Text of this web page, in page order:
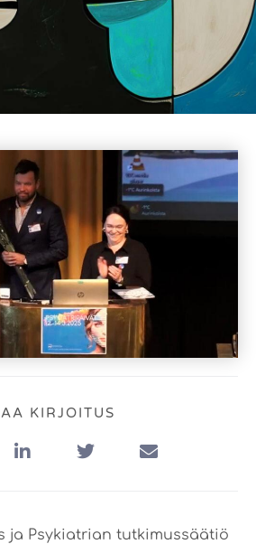
KIRJOITUS
ja Psykiatrian tutkimussäätiö